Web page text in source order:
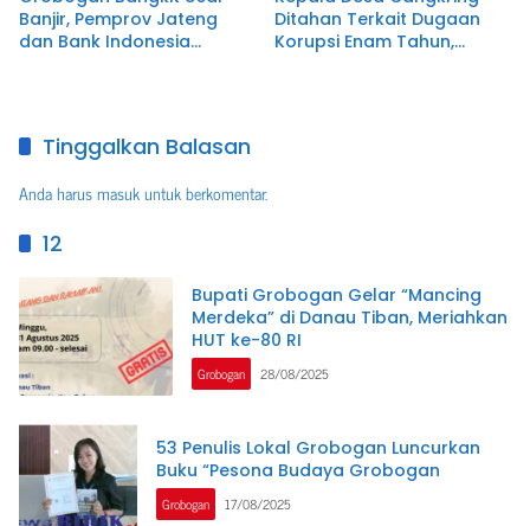
Banjir, Pemprov Jateng
dan Bank Indonesia
Ditahan Terkait Dugaan
Korupsi Enam Tahun,
Tinggalkan Balasan
Anda harusmasukuntuk berkomentar.
12
Bupati Grobogan Gelar “Mancing
Merdeka” di Danau Tiban, Meriahkan
HUT ke-80 RI
Grobogan 28/08/2025
53 Penulis Lokal Grobogan Luncurkan
Buku “Pesona Budaya Grobogan
Grobogan 17/08/2025